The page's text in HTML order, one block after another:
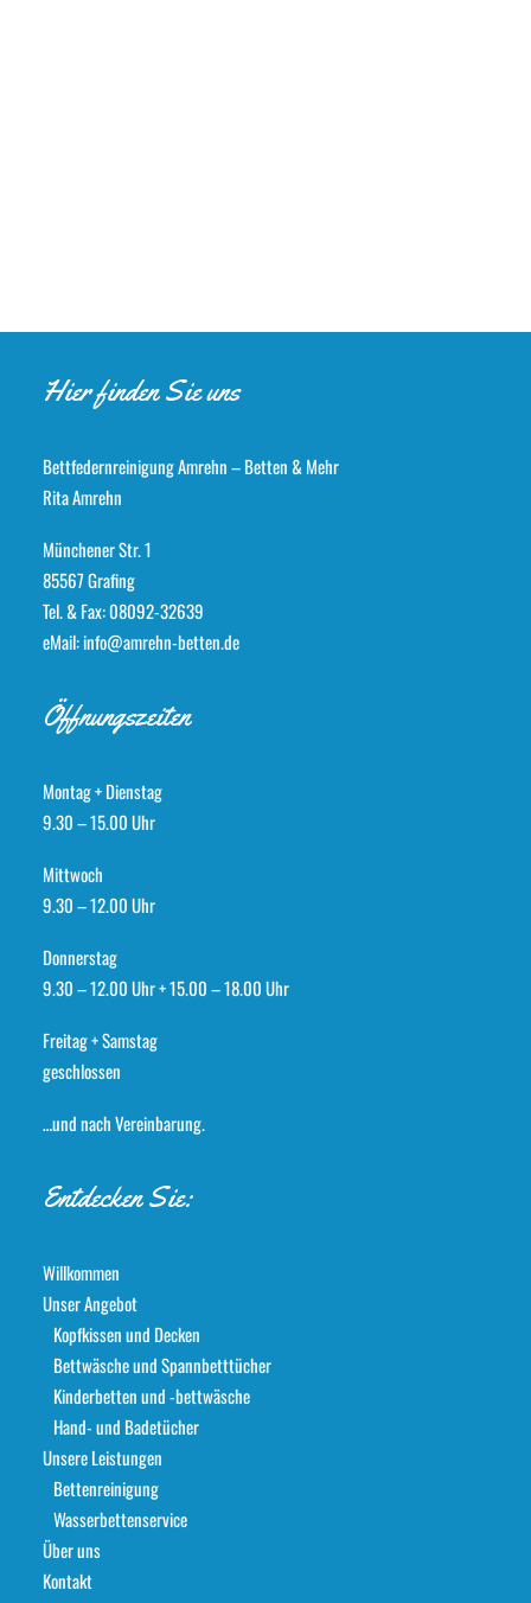
Hier finden Sie uns
Bettfedernreinigung Amrehn – Betten & Mehr
Rita Amrehn
Münchener Str. 1
85567 Grafing
Tel. & Fax: 08092-32639
eMail: info@amrehn-betten.de
Öffnungszeiten
Montag + Dienstag
9.30 – 15.00 Uhr
Mittwoch
9.30 – 12.00 Uhr
Donnerstag
9.30 – 12.00 Uhr + 15.00 – 18.00 Uhr
Freitag + Samstag
geschlossen
…und nach Vereinbarung.
Entdecken Sie:
Willkommen
Unser Angebot
Kopfkissen und Decken
Bettwäsche und Spannbetttücher
Kinderbetten und -bettwäsche
Hand- und Badetücher
Unsere Leistungen
Bettenreinigung
Wasserbettenservice
Über uns
Kontakt